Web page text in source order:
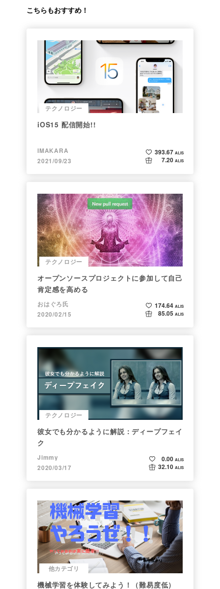
こちらもおすすめ！
テクノロジー
iOS15 配信開始!!
IMAKARA
2021/09/23
393.67 ALIS
7.20 ALIS
テクノロジー
オープンソースプロジェクトに参加して自己
肯定感を高める
おはぐろ氏
2020/02/15
174.64 ALIS
85.05 ALIS
テクノロジー
彼女でも分かるように解説：ディープフェイ
ク
Jimmy
2020/03/17
0.00 ALIS
32.10 ALIS
他カテゴリ
機械学習を体験してみよう！（難易度低）